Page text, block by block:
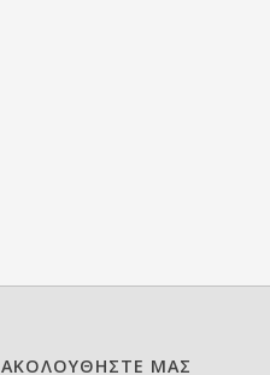
ΑΚΟΛΟΥΘΗΣΤΕ ΜΑΣ